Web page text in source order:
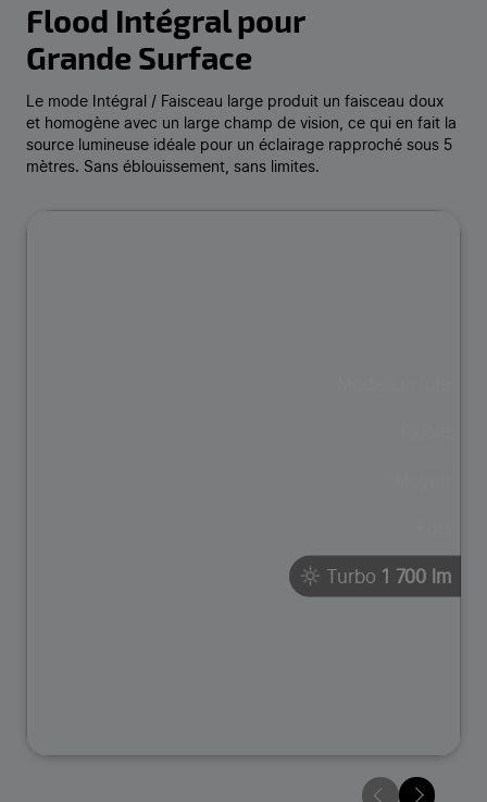
Flood Intégral pour
Grande Surface
Le mode Intégral / Faisceau large produit un faisceau doux
et homogène avec un large champ de vision, ce qui en fait la
source lumineuse idéale pour un éclairage rapproché sous 5
mètres. Sans éblouissement, sans limites.
Turbo 1 700 lm